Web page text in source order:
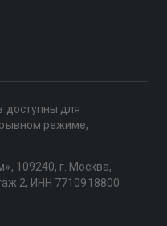
доступны для
режиме,
109240, г. Москва,
2, ИНН 7710918800